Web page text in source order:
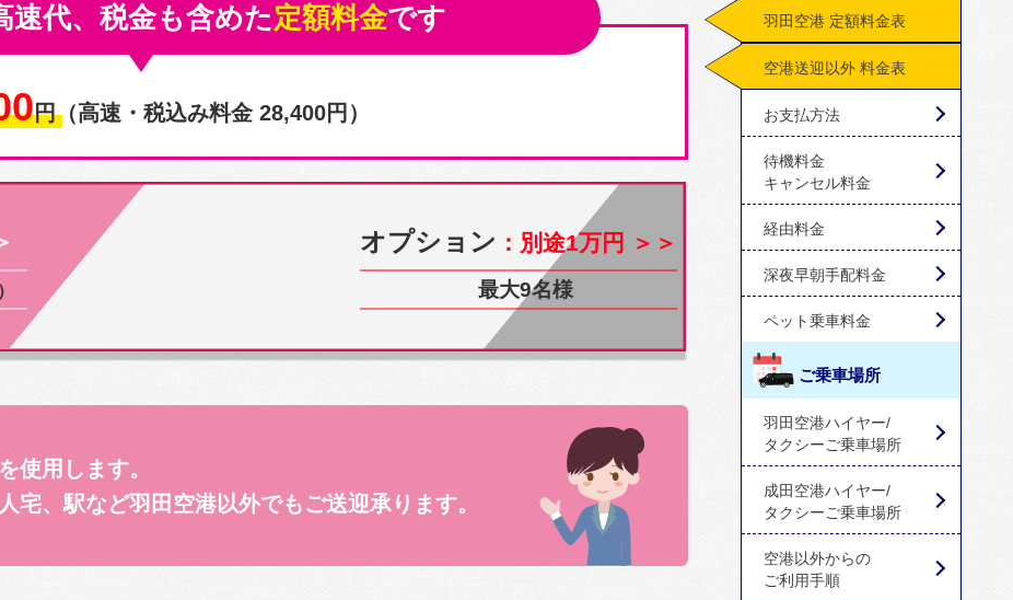
速代、税金も含めた定額料金です
円（高速・税込み料金 28,400円）
オプション ：別途1万円 ＞＞
最大9名様
使用します。
宅、駅など羽田空港以外でもご送迎承ります。
羽田空港 定額料金表
空港送迎以外 料金表
お支払方法
待機料金
キャンセル料金
経由料金
深夜早朝手配料金
ペット乗車料金
ご乗車場所
羽田空港ハイヤー/
タクシーご乗車場所
成田空港ハイヤー/
タクシーご乗車場所
空港以外からの
ご利用手順